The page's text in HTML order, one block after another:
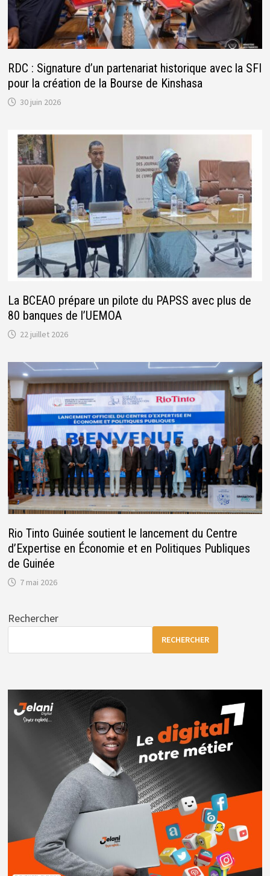
RDC : Signature d’un partenariat historique avec la SFI
pour la création de la Bourse de Kinshasa
30 juin 2026
La BCEAO prépare un pilote du PAPSS avec plus de
80 banques de l’UEMOA
22 juillet 2026
Rio Tinto Guinée soutient le lancement du Centre
d’Expertise en Économie et en Politiques Publiques
de Guinée
7 mai 2026
Rechercher
RECHERCHER